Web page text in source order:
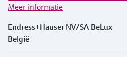
Meer informatie
Endress+Hauser NV/SA BeLux
België